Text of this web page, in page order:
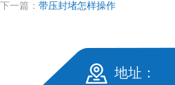
下一篇： 带压封堵怎样操作
地址：